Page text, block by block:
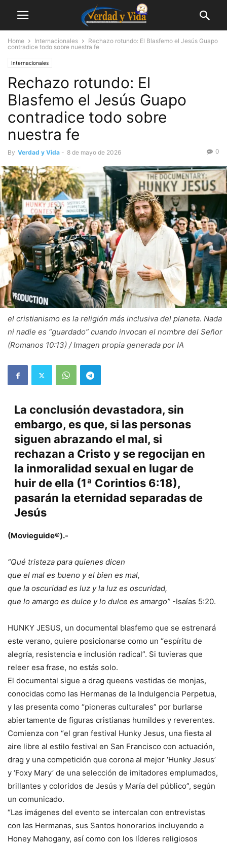
Home Internacionales
Rechazo rotundo: El Blasfemo el Jesús Guapo
contradice todo sobre nuestra fe
Internacionales
Rechazo rotundo: El
Blasfemo el Jesús Guapo
contradice todo sobre
nuestra fe
By Verdad y Vida - 8 de mayo de 2026 0
el cristianismo es la religión más inclusiva del planeta. Nada
ni nadie es “guardado” cuando invocan el nombre del Señor
(Romanos 10:13) / Imagen propia generada por IA
La conclusión devastadora, sin
embargo, es que, si las personas
siguen abrazando el mal, si
rechazan a Cristo y se regocijan en
la inmoralidad sexual en lugar de
huir de ella (1ª Corintios 6:18),
pasarán la eternidad separadas de
Jesús
(Movieguide®).-
“Qué tristeza para quienes dicen
que el mal es bueno y el bien es mal,
que la oscuridad es luz y la luz es oscuridad,
que lo amargo es dulce y lo dulce es amargo” -Isaías 5:20.
HUNKY JESUS, un documental blasfemo que se estrenará
este verano, quiere posicionarse como un “espíritu de
alegría, resistencia e inclusión radical”. Si tuvieras que
releer esa frase, no estás solo.
El documental sigue a drag queens vestidas de monjas,
conocidas como las Hermanas de la Indulgencia Perpetua,
y las presenta como “pioneras culturales” por burlarse
abiertamente de figuras cristianas humildes y reverentes.
Comienza con “el gran festival Hunky Jesus, una fiesta al
aire libre al estilo festival en San Francisco con actuación,
drag y una competición que corona al mejor ‘Hunky Jesus’
y ‘Foxy Mary’ de una selección de imitadores emplumados,
brillantes y coloridos de Jesús y María del público”, según
un comunicado.
“Las imágenes del evento se intercalan con entrevistas
con las Hermanas, sus Santos honorarios incluyendo a
Honey Mahogany, así como con los líderes religiosos